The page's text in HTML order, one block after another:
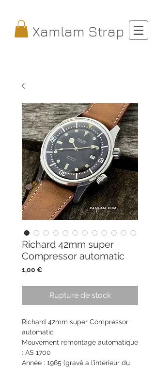
Xamlam Strap
Richard 42mm super
Compressor automatic
1,00 €Prix
Rupture de stock
Richard 42mm super Compressor
automatic
Mouvement remontage automatique
: AS 1700
Année : 1965 (gravé a l’intérieur du